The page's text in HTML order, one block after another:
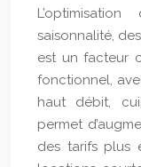
saisonnalité,
est un facteur
fonctionnel,
haut débit,
permet
des tarifs plus